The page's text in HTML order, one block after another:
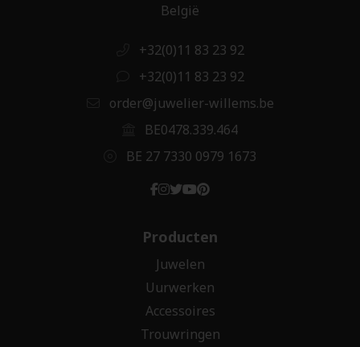
België
+32(0)11 83 23 92
+32(0)11 83 23 92
order@juwelier-willems.be
BE0478.339.464
BE 27 7330 0979 1673
Producten
Juwelen
Uurwerken
Accessoires
Trouwringen